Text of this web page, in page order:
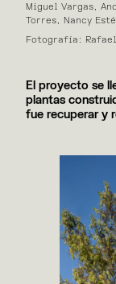
Miguel Vargas,
Torres, Nancy
Fotografía: Rafael
El proyecto se
plantas
fue recuperar y